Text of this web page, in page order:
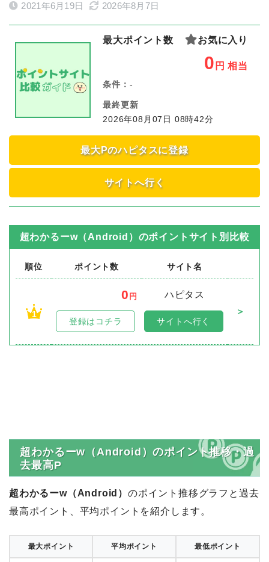
2021年6月19日 2026年8月7日
最大ポイント数 お気に入り
0 円 相当
条件： -
最終更新
2026年08月07日 08時42分
最大Pのハピタスに登録
サイトへ行く
超わかるーw（Android） のポイントサイト別比較
順位 ポイント数 サイト名
1
0 円
ハピタス
＞
登録はコチラ サイトへ行く
超わかるーw（Android）のポイント推移・過
去最高P
超わかるーw（Android）のポイント推移グラフと過去
最高ポイント、平均ポイントを紹介します。
最大ポイント 平均ポイント 最低ポイント